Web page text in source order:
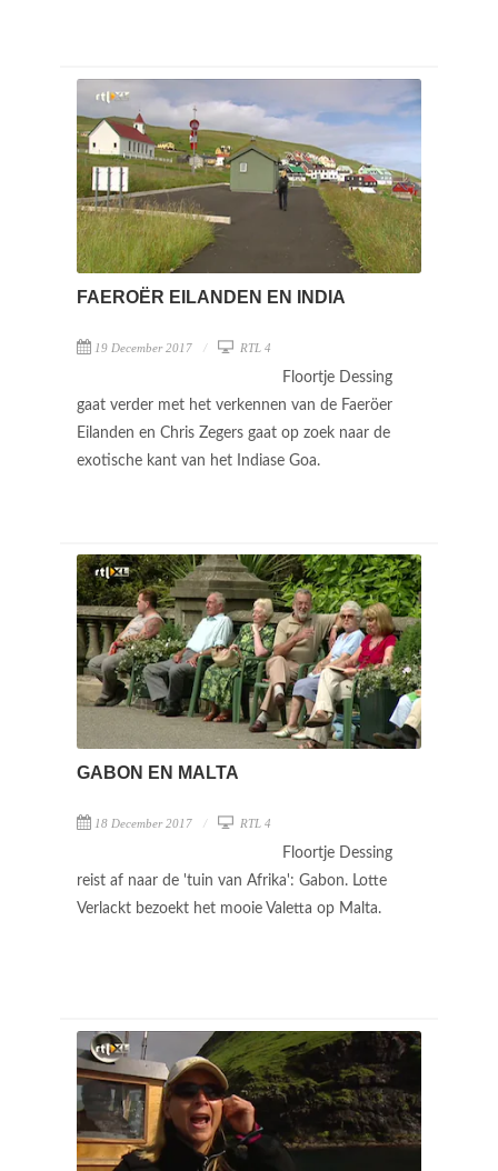
FAEROËR EILANDEN EN INDIA
19 December 2017 RTL 4
Floortje Dessing
gaat verder met het verkennen van de Faeröer
Eilanden en Chris Zegers gaat op zoek naar de
exotische kant van het Indiase Goa.
GABON EN MALTA
18 December 2017 RTL 4
Floortje Dessing
reist af naar de 'tuin van Afrika': Gabon. Lotte
Verlackt bezoekt het mooie Valetta op Malta.